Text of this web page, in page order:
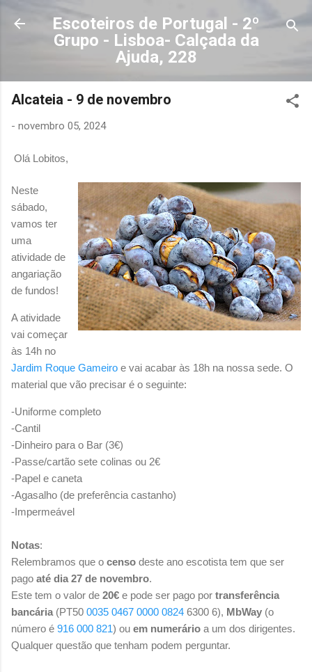
Avançar para o conteúdo principal
Escoteiros de Portugal - 2º
Grupo - Lisboa- Calçada da
Ajuda, 228
Alcateia - 9 de novembro
- novembro 05, 2024
Olá Lobitos,
Neste
sábado,
vamos ter
uma
atividade de
angariação
de fundos!
A atividade
vai começar
às 14h no
Jardim Roque Gameiro e vai acabar às 18h na nossa sede. O
material que vão precisar é o seguinte:
-Uniforme completo
-Cantil
-Dinheiro para o Bar (3€)
-Passe/cartão sete colinas ou 2€
-Papel e caneta
-Agasalho (de preferência castanho)
-Impermeável
Notas:
Relembramos que o censo deste ano escotista tem que ser
pago até dia 27 de novembro.
Este tem o valor de 20€ e pode ser pago por transferência
bancária (PT50 0035 0467 0000 0824 6300 6), MbWay (o
número é 916 000 821) ou em numerário a um dos dirigentes.
Qualquer questão que tenham podem perguntar.